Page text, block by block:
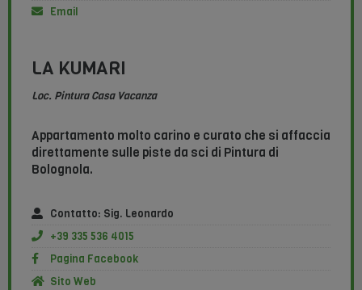
Email
LA KUMARI
Loc. Pintura Casa Vacanza
Appartamento molto carino e curato che si affaccia
direttamente sulle piste da sci di Pintura di
Bolognola.
Contatto: Sig. Leonardo
+39 335 536 4015
Pagina Facebook
Sito Web